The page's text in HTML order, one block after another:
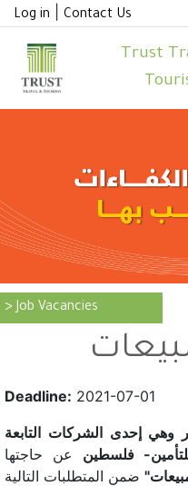
Log in Contact Us
Trust
> Job Vacancies
Deadline: 2021-07-01
إحدى الشركات التابعة
فلسطين عن حاجتها